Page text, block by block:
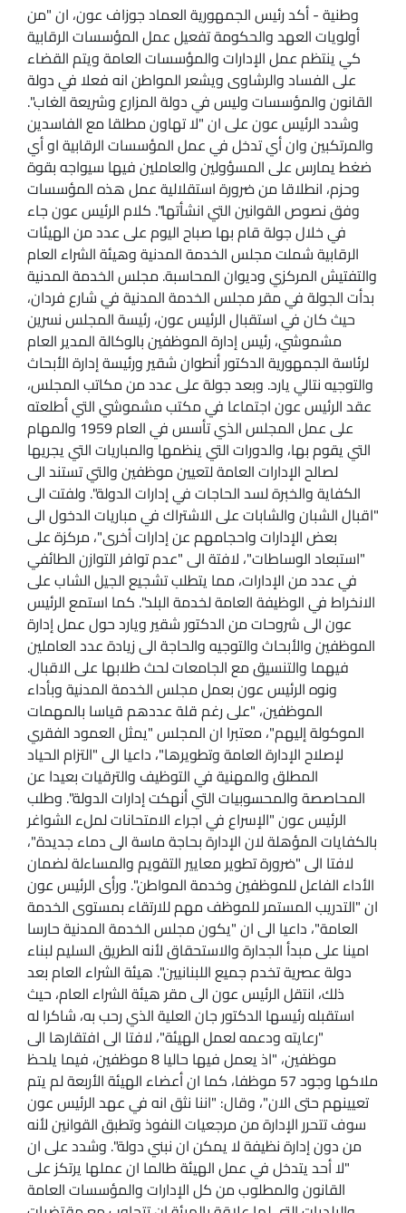
وطنية - أكد رئيس الجمهورية العماد جوزاف عون، ان "من
أولويات العهد والحكومة تفعيل عمل المؤسسات الرقابية
كي ينتظم عمل الإدارات والمؤسسات العامة ويتم القضاء
على الفساد والرشاوى ويشعر المواطن انه فعلا في دولة
القانون والمؤسسات وليس في دولة المزارع وشريعة الغاب".
وشدد الرئيس عون على ان "لا تهاون مطلقا مع الفاسدين
والمرتكبين وان أي تدخل في عمل المؤسسات الرقابية او أي
ضغط يمارس على المسؤولين والعاملين فيها سيواجه بقوة
وحزم، انطلاقا من ضرورة استقلالية عمل هذه المؤسسات
وفق نصوص القوانين التي انشأتها". كلام الرئيس عون جاء
في خلال جولة قام بها صباح اليوم على عدد من الهيئات
الرقابية شملت مجلس الخدمة المدنية وهيئة الشراء العام
والتفتيش المركزي وديوان المحاسبة. مجلس الخدمة المدنية
بدأت الجولة في مقر مجلس الخدمة المدنية في شارع فردان،
حيث كان في استقبال الرئيس عون، رئيسة المجلس نسرين
مشموشي، رئيس إدارة الموظفين بالوكالة المدير العام
لرئاسة الجمهورية الدكتور أنطوان شقير ورئيسة إدارة الأبحاث
والتوجيه نتالي يارد. وبعد جولة على عدد من مكاتب المجلس،
عقد الرئيس عون اجتماعا في مكتب مشموشي التي أطلعته
على عمل المجلس الذي تأسس في العام 1959 والمهام
التي يقوم بها، والدورات التي ينظمها والمباريات التي يجريها
لصالح الإدارات العامة لتعيين موظفين والتي تستند الى
الكفاية والخبرة لسد الحاجات في إدارات الدولة". ولفتت الى
"اقبال الشبان والشابات على الاشتراك في مباريات الدخول الى
بعض الإدارات واحجامهم عن إدارات أخرى"، مركزة على
"استبعاد الوساطات"، لافتة الى "عدم توافر التوازن الطائفي
في عدد من الإدارات، مما يتطلب تشجيع الجيل الشاب على
الانخراط في الوظيفة العامة لخدمة البلد". كما استمع الرئيس
عون الى شروحات من الدكتور شقير ويارد حول عمل إدارة
الموظفين والأبحاث والتوجيه والحاجة الى زيادة عدد العاملين
فيهما والتنسيق مع الجامعات لحث طلابها على الاقبال.
ونوه الرئيس عون بعمل مجلس الخدمة المدنية وبأداء
الموظفين، "على رغم قلة عددهم قياسا بالمهمات
الموكولة إليهم"، معتبرا ان المجلس "يمثل العمود الفقري
لإصلاح الإدارة العامة وتطويرها"، داعيا الى "التزام الحياد
المطلق والمهنية في التوظيف والترقيات بعيدا عن
المحاصصة والمحسوبيات التي أنهكت إدارات الدولة". وطلب
الرئيس عون "الإسراع في اجراء الامتحانات لملء الشواغر
بالكفايات المؤهلة لان الإدارة بحاجة ماسة الى دماء جديدة"،
لافتا الى "ضرورة تطوير معايير التقويم والمساءلة لضمان
الأداء الفاعل للموظفين وخدمة المواطن". ورأى الرئيس عون
ان "التدريب المستمر للموظف مهم للارتقاء بمستوى الخدمة
العامة"، داعيا الى ان "يكون مجلس الخدمة المدنية حارسا
امينا على مبدأ الجدارة والاستحقاق لأنه الطريق السليم لبناء
دولة عصرية تخدم جميع اللبنانيين". هيئة الشراء العام بعد
ذلك، انتقل الرئيس عون الى مقر هيئة الشراء العام، حيث
استقبله رئيسها الدكتور جان العلية الذي رحب به، شاكرا له
"رعايته ودعمه لعمل الهيئة"، لافتا الى افتقارها الى
موظفين، "اذ يعمل فيها حاليا 8 موظفين، فيما يلحظ
ملاكها وجود 57 موظفا، كما ان أعضاء الهيئة الأربعة لم يتم
تعيينهم حتى الان"، وقال: "اننا نثق انه في عهد الرئيس عون
سوف تتحرر الإدارة من مرجعيات النفوذ وتطبق القوانين لأنه
من دون إدارة نظيفة لا يمكن ان نبني دولة". وشدد على ان
"لا أحد يتدخل في عمل الهيئة طالما ان عملها يرتكز على
القانون والمطلوب من كل الإدارات والمؤسسات العامة